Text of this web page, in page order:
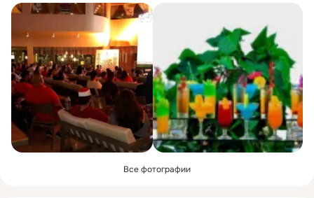
Все фотографии